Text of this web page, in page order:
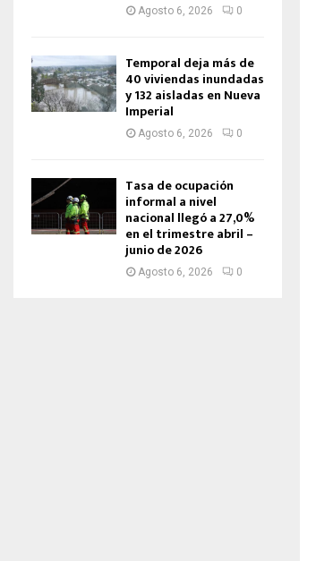
Agosto 6, 2026 0
Temporal deja más de
40 viviendas inundadas
y 132 aisladas en Nueva
Imperial
Agosto 6, 2026 0
Tasa de ocupación
informal a nivel
nacional llegó a 27,0%
en el trimestre abril –
junio de 2026
Agosto 6, 2026 0